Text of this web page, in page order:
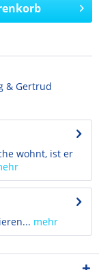
& Gertrud
wohnt, ist er
mehr